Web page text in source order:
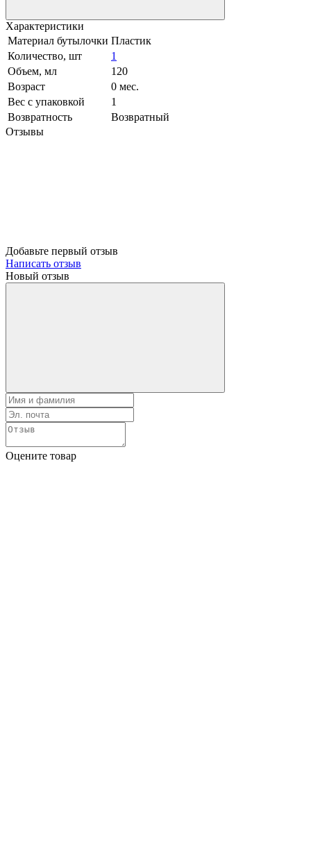
Характеристики
Материал бутылочки Пластик
Количество, шт
1
Объем, мл
120
Возраст
0 мес.
Вес с упаковкой
1
Возвратность
Возвратный
Отзывы
Добавьте первый отзыв
Написать отзыв
Новый отзыв
Оцените товар